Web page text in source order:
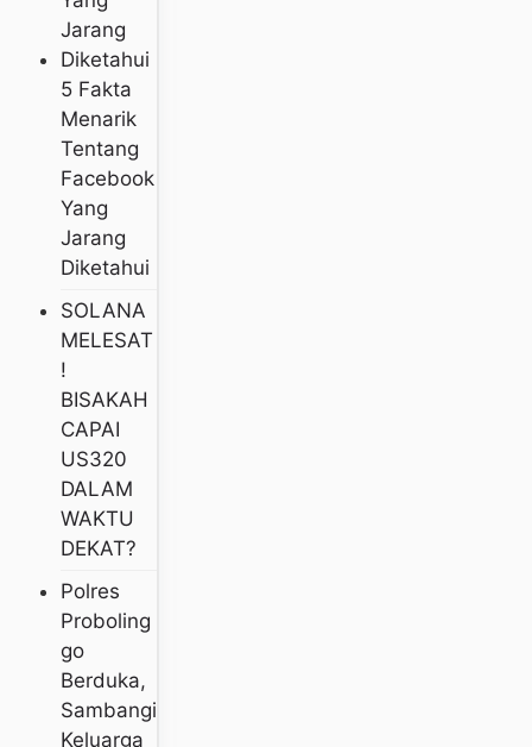
5 Fakta
Menarik
Tentang
Facebook
Yang
Jarang
Diketahui
SOLANA
MELESAT
!
BISAKAH
CAPAI
US320
DALAM
WAKTU
DEKAT?
Polres
Proboling
Go
Berduka,
Sambangi
Keluarga